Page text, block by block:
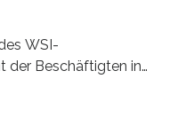
WSI-
der Beschäftigten in
Anteil mit 72 Prozent